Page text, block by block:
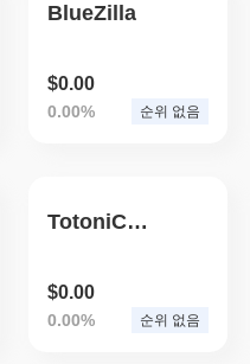
BlueZilla
$0.00
0.00% 순위 없음
TotoniCoin
$0.00
0.00% 순위 없음